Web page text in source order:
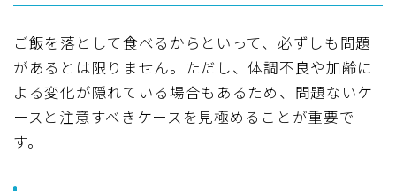
ご飯を落として食べるからといって、必ずしも問題
があるとは限りません。ただし、体調不良や加齢に
よる変化が隠れている場合もあるため、問題ないケ
ースと注意すべきケースを見極めることが重要で
す。